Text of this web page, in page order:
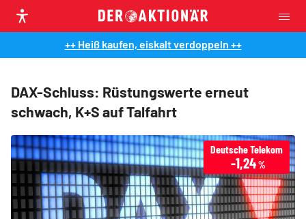
++ Heiß kaufen, eiskalt verdoppeln ++
DAX-Schluss: Rüstungswerte erneut
schwach, K+S auf Talfahrt
Deutsche Telekom
-1,24 %